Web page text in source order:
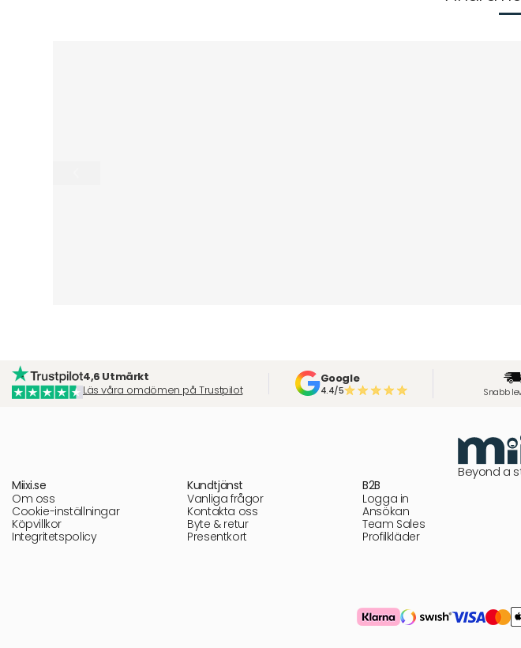
4,6 Utmärkt
Läs våra omdömen på Trustpilot
Google
4.4/5 Snabb
Beyond a
Miixi.se
Om oss
Cookie-inställningar
Köpvillkor
Integritetspolicy
Kundtjänst
Vanliga frågor
Kontakta oss
Byte & retur
Presentkort
B2B
Logga in
Ansökan
Team Sales
Profilkläder